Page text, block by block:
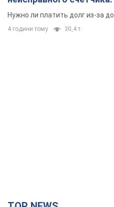
вынес неожиданное
Нужно ли платить долг из-за
4 години тому 30,4 т.